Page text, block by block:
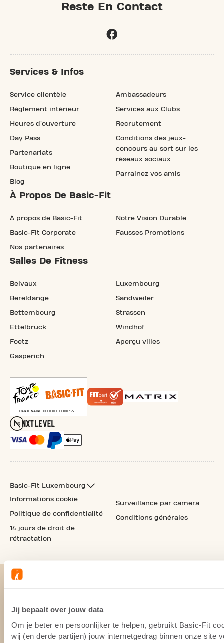
Jij bepaalt over jouw data
Om je beter en persoonlijker te helpen, gebruikt Basic-Fit
wij (en derde partijen) jouw internetgedrag binnen onze site
Reste En Contact
Services & Infos
Service clientèle
Règlement intérieur
Heures d'ouverture
Day Pass
Partenariats
Boutique en ligne
Blog
Ambassadeurs
Services aux Clubs
Recrutement
Conditions des jeux-
concours au sort sur les
réseaux sociaux
Parrainez vos amis
À Propos De Basic-Fit
À propos de Basic-Fit
Basic-Fit Corporate
Nos partenaires
Notre Vision Durable
Fausses Promotions
Salles De Fitness
Belvaux
Bereldange
Bettembourg
Ettelbruck
Foetz
Gasperich
Luxembourg
Sandweiler
Strassen
Windhof
Aperçu villes
Basic-Fit Luxembourg
Informations cookie
Politique de confidentialité
14 jours de droit de
rétractation
Surveillance par camera
Conditions générales